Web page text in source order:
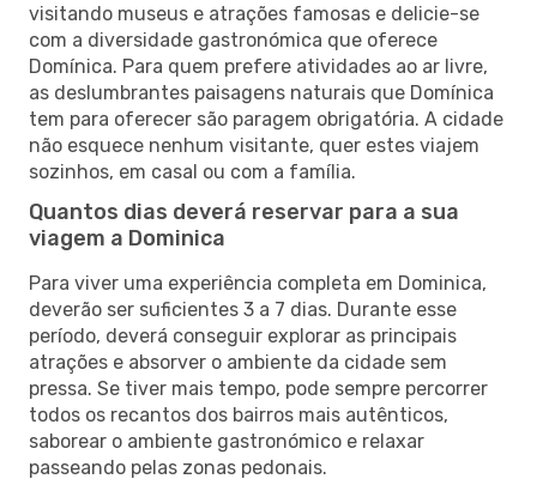
visitando museus e atrações famosas e delicie-se
com a diversidade gastronómica que oferece
Domínica. Para quem prefere atividades ao ar livre,
as deslumbrantes paisagens naturais que Domínica
tem para oferecer são paragem obrigatória. A cidade
não esquece nenhum visitante, quer estes viajem
sozinhos, em casal ou com a família.
Quantos dias deverá reservar para a sua
viagem a Dominica
Para viver uma experiência completa em Dominica,
deverão ser suficientes 3 a 7 dias. Durante esse
período, deverá conseguir explorar as principais
atrações e absorver o ambiente da cidade sem
pressa. Se tiver mais tempo, pode sempre percorrer
todos os recantos dos bairros mais autênticos,
saborear o ambiente gastronómico e relaxar
passeando pelas zonas pedonais.